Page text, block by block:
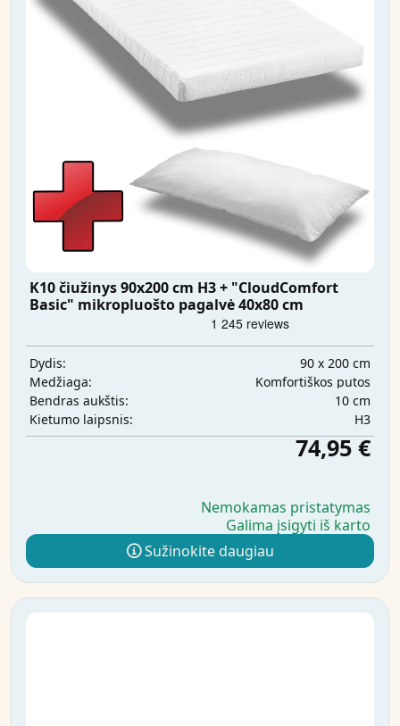
K10 čiužinys 90x200 cm H3 + "CloudComfort
Basic" mikropluošto pagalvė 40x80 cm
Dydis:
90 x 200 cm
Medžiaga:
Komfortiškos putos
Bendras aukštis:
10 cm
Kietumo laipsnis:
H3
74,95 €
Nemokamas pristatymas
Galima įsigyti iš karto
Sužinokite daugiau